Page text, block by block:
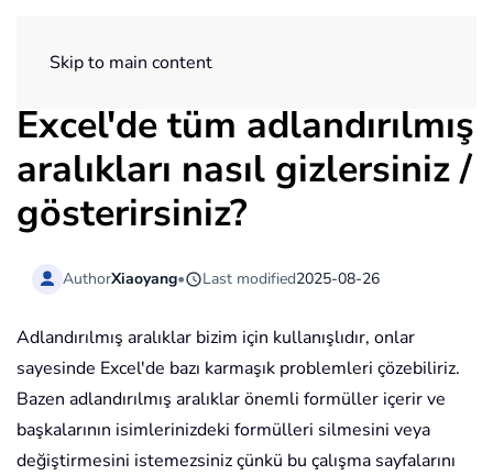
Skip to main content
Excel'de tüm adlandırılmış
aralıkları nasıl gizlersiniz /
gösterirsiniz?
AuthorXiaoyang• Last modified2025-08-26
Adlandırılmış aralıklar bizim için kullanışlıdır, onlar
sayesinde Excel'de bazı karmaşık problemleri çözebiliriz.
Bazen adlandırılmış aralıklar önemli formüller içerir ve
başkalarının isimlerinizdeki formülleri silmesini veya
değiştirmesini istemezsiniz çünkü bu çalışma sayfalarını